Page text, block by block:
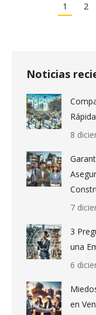
1 2
Noticias
8
7
3
una
6
en